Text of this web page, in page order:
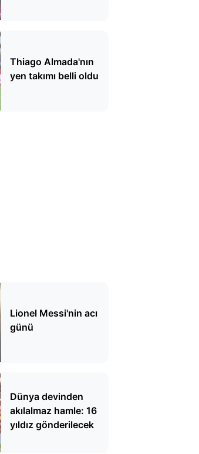
Thiago Almada'nın
yen takımı belli oldu
Lionel Messi'nin acı
günü
Dünya devinden
akılalmaz hamle: 16
yıldız gönderilecek